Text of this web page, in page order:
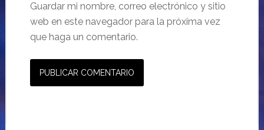
Guardar mi nombre, correo electrónico y sitio
web en este navegador para la próxima vez
que haga un comentario.